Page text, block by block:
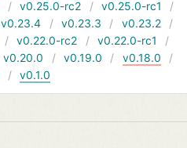
v0.25.0-rc2
v0.25.0-rc1
v0.23.4 v0.23.3
v0.23.2
v0.22.0-rc2
v0.22.0-rc1
v0.20.0 v0.19.0
v0.18.0
v0.1.0